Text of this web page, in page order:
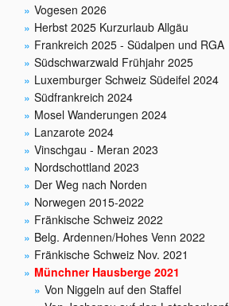
Vogesen 2026
Herbst 2025 Kurzurlaub Allgäu
Frankreich 2025 - Südalpen und RGA
Südschwarzwald Frühjahr 2025
Luxemburger Schweiz Südeifel 2024
Südfrankreich 2024
Mosel Wanderungen 2024
Lanzarote 2024
Vinschgau - Meran 2023
Nordschottland 2023
Der Weg nach Norden
Norwegen 2015-2022
Fränkische Schweiz 2022
Belg. Ardennen/Hohes Venn 2022
Fränkische Schweiz Nov. 2021
Münchner Hausberge 2021
Von Niggeln auf den Staffel